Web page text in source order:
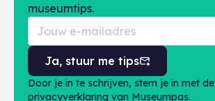
museumtips.
Ja, stuur me tips
Door je in te schrijven, stem je in met de
privacyverklaring van Museumpas.